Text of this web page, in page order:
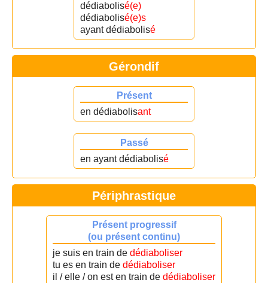
dédiabolisé(e)
dédiabolisé(e)s
ayant dédiabolisé
Gérondif
Présent
en dédiabolisant
Passé
en ayant dédiabolisé
Périphrastique
Présent progressif
(ou présent continu)
je suis en train de dédiaboliser
tu es en train de dédiaboliser
il / elle / on est en train de dédiaboliser